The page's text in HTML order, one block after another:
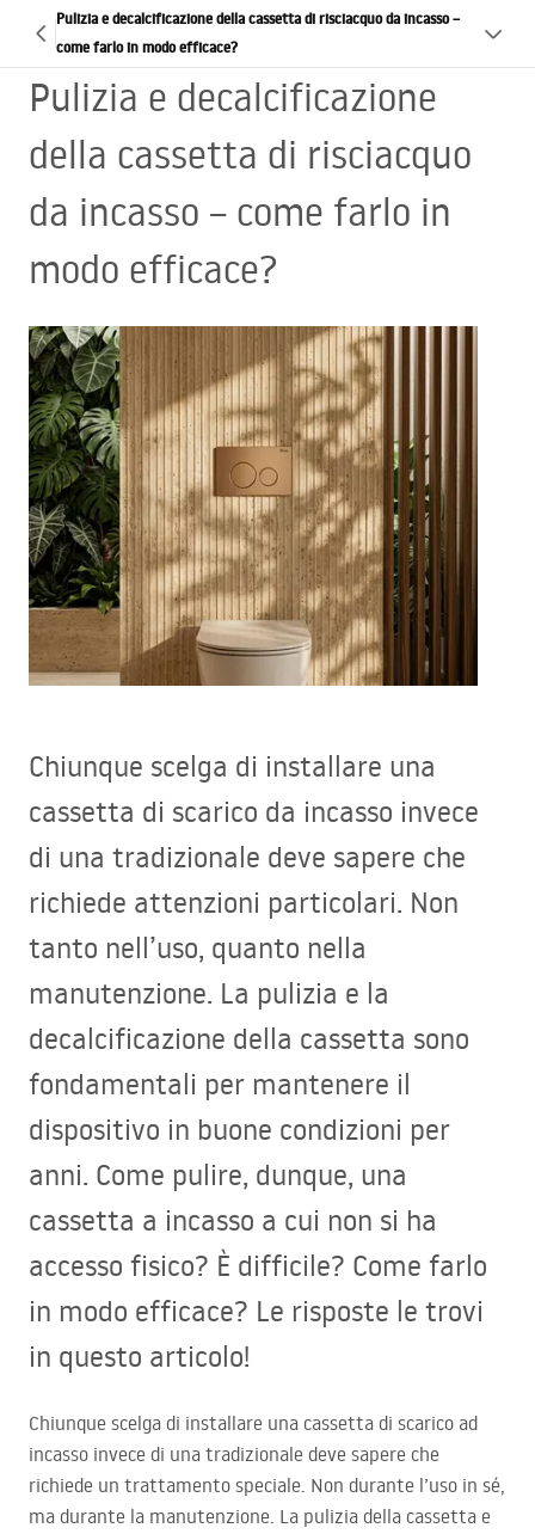
Pulizia e decalcificazione della cassetta di risciacquo da incasso –
come farlo in modo efficace?
Pulizia e decalcificazione
della cassetta di risciacquo
da incasso – come farlo in
modo efficace?
Chiunque scelga di installare una
cassetta di scarico da incasso invece
di una tradizionale deve sapere che
richiede attenzioni particolari. Non
tanto nell’uso, quanto nella
manutenzione. La pulizia e la
decalcificazione della cassetta sono
fondamentali per mantenere il
dispositivo in buone condizioni per
anni. Come pulire, dunque, una
cassetta a incasso a cui non si ha
accesso fisico? È difficile? Come farlo
in modo efficace? Le risposte le trovi
in questo articolo!
Chiunque scelga di installare una cassetta di scarico ad
incasso invece di una tradizionale deve sapere che
richiede un trattamento speciale. Non durante l’uso in sé,
ma durante la manutenzione. La pulizia della cassetta e